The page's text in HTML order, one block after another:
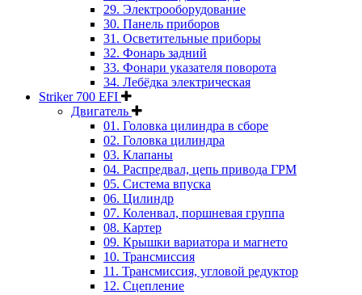
29. Электрооборудование
30. Панель приборов
31. Oсветительные приборы
32. Фонарь задний
33. Фонари указателя поворота
34. Лебёдка электрическая
Striker 700 EFI
Двигатель
01. Головка цилиндра в сборе
02. Головка цилиндра
03. Клапаны
04. Распредвал, цепь привода ГРМ
05. Система впуска
06. Цилиндр
07. Коленвал, поршневая группа
08. Картер
09. Крышки вариатора и магнето
10. Трансмиссия
11. Трансмиссия, угловой редуктор
12. Сцепление